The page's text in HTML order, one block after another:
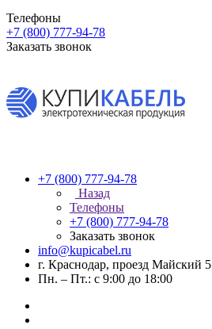
Телефоны
+7 (800) 777-94-78
Заказать звонок
+7 (800) 777-94-78
Назад
Телефоны
+7 (800) 777-94-78
Заказать звонок
info@kupicabel.ru
г. Краснодар, проезд Майский 5
Пн. – Пт.: с 9:00 до 18:00